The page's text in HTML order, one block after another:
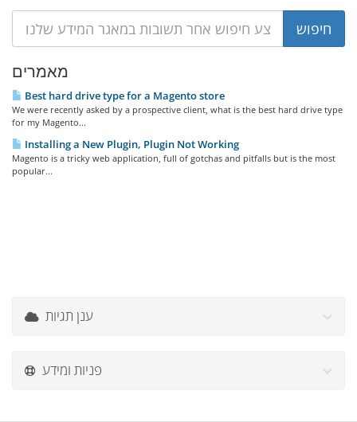
מאמרים
Best hard drive type for a Magento store
We were recently asked by a prospective client, what is the best hard drive type
for my Magento...
Installing a New Plugin, Plugin Not Working
Magento is a tricky web application, full of gotchas and pitfalls but is the most
popular...
ענן תגיות
פניות ומידע